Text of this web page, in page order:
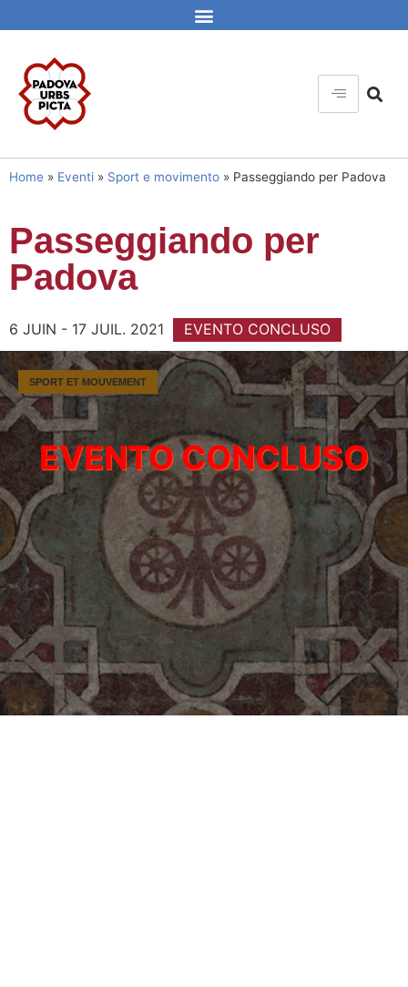
Home » Eventi » Sport e movimento » Passeggiando per Padova
Passeggiando per
Padova
6 JUIN - 17 JUIL. 2021 EVENTO CONCLUSO
SPORT ET MOUVEMENT